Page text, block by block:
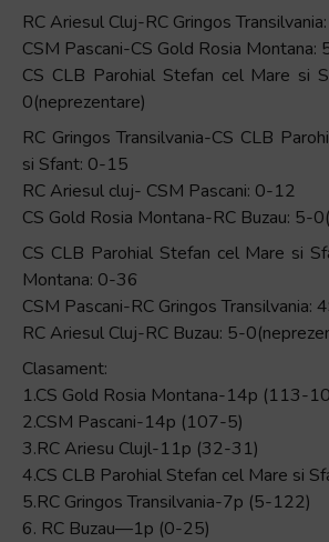
RC Ariesul Cluj-RC Gringos
CSM Pascani-CS Gold Rosia Montana:
CS CLB Parohial Stefan cel Mare si
0(neprezentare)
RC Gringos Transilvania-CS CLB
si Sfant: 0-15
RC Ariesul cluj- CSM Pascani: 0-12
CS Gold Rosia Montana-RC Buzau: 5-
CS CLB Parohial Stefan cel Mare si
Montana: 0-36
CSM Pascani-RC Gringos Transilvania:
RC Ariesul Cluj-RC Buzau: 5-
Clasament:
1.CS Gold Rosia Montana-14p (113-
2.CSM Pascani-14p (107-5)
3.RC Ariesu Clujl-11p (32-31)
4.CS CLB Parohial Stefan cel Mare si
5.RC Gringos Transilvania-7p (5-122)
6. RC Buzau—1p (0-25)